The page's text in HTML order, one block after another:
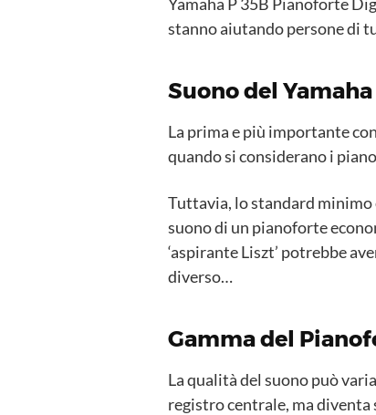
stanno aiutando persone di
Suono del
La prima e più importante
quando si considerano i
Tuttavia, lo standard
suono di un pianoforte
‘aspirante Liszt’ potrebbe
diverso…
Gamma del
La qualità del suono può
registro centrale, ma